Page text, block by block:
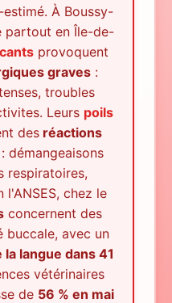
À Boussy-
partout en Île-de-
provoquent
graves :
troubles
Leurs poils
desréactions
: démangeaisons
respiratoires,
chez le
concernent des
buccale, avec un
langue dans 41
vétérinaires
de 56 % en mai